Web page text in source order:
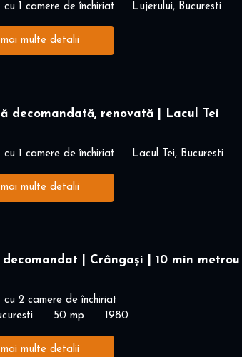
1 camere de închiriat Lujerului, Bucuresti
mai multe detalii
decomandată, renovată | Lacul Tei
1 camere de închiriat Lacul Tei, Bucuresti
mai multe detalii
decomandat | Crângași | 10 min metrou
2 camere de închiriat
50 mp 1980
mai multe detalii